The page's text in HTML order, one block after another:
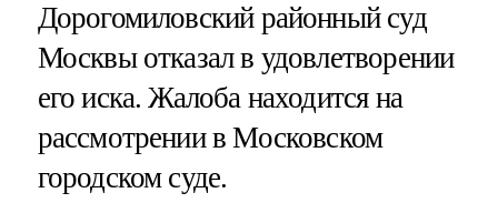
Дорогомиловский районный суд
Москвы отказал в удовлетворении
его иска. Жалоба находится на
рассмотрении в Московском
городском суде.